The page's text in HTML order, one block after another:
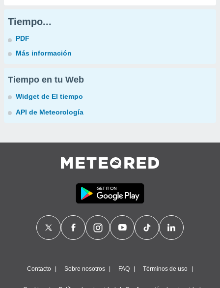
Tiempo...
PDF
Más información
Tiempo en tu Web
Widget de El tiempo
API de Meteorología
Contacto Sobre nosotros FAQ Términos de uso